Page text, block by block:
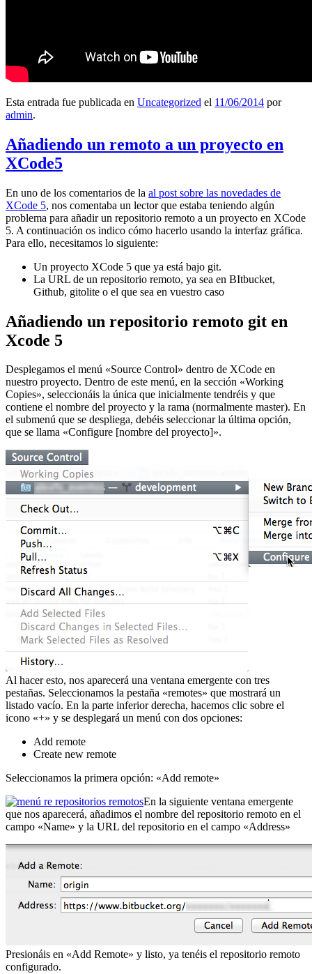
Esta entrada fue publicada en Uncategorized el 11/06/2014 por
admin.
Añadiendo un remoto a un proyecto en
XCode5
En uno de los comentarios de la al post sobre las novedades de
XCode 5, nos comentaba un lector que estaba teniendo algún
problema para añadir un repositorio remoto a un proyecto en XCode
5. A continuación os indico cómo hacerlo usando la interfaz gráfica.
Para ello, necesitamos lo siguiente:
Un proyecto XCode 5 que ya está bajo git.
La URL de un repositorio remoto, ya sea en BItbucket,
Github, gitolite o el que sea en vuestro caso
Añadiendo un repositorio remoto git en
Xcode 5
Desplegamos el menú «Source Control» dentro de XCode en
nuestro proyecto. Dentro de este menú, en la sección «Working
Copies», seleccionáis la única que inicialmente tendréis y que
contiene el nombre del proyecto y la rama (normalmente master). En
el submenú que se despliega, debéis seleccionar la última opción,
que se llama «Configure [nombre del proyecto]».
Al hacer esto, nos aparecerá una ventana emergente con tres
pestañas. Seleccionamos la pestaña «remotes» que mostrará un
listado vacío. En la parte inferior derecha, hacemos clic sobre el
icono «+» y se desplegará un menú con dos opciones:
Add remote
Create new remote
Seleccionamos la primera opción: «Add remote»
En la siguiente ventana emergente
que nos aparecerá, añadimos el nombre del repositorio remoto en el
campo «Name» y la URL del repositorio en el campo «Address»
Presionáis en «Add Remote» y listo, ya tenéis el repositorio remoto
configurado.